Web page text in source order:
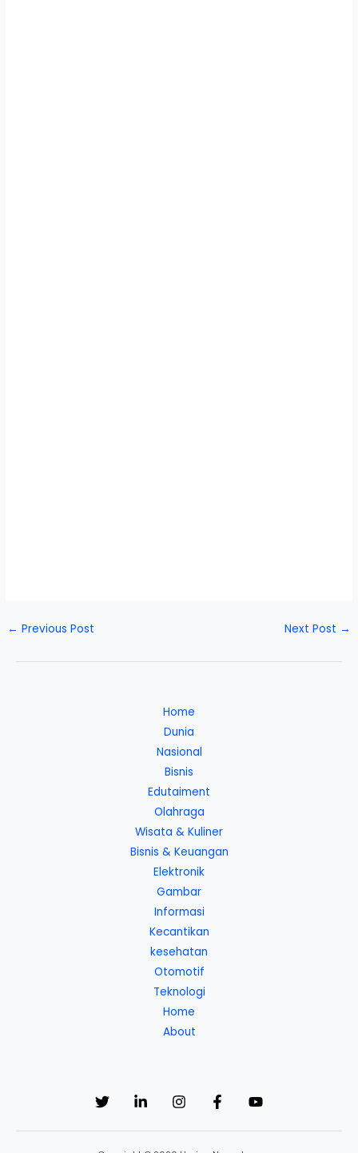
← Previous Post Next Post →
Home
Dunia
Nasional
Bisnis
Edutaiment
Olahraga
Wisata & Kuliner
Bisnis & Keuangan
Elektronik
Gambar
Informasi
Kecantikan
kesehatan
Otomotif
Teknologi
Home
About